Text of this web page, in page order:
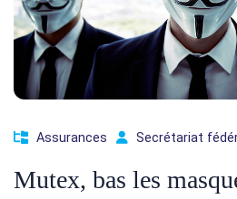
Assurances Secrétariat
Mutex, bas les